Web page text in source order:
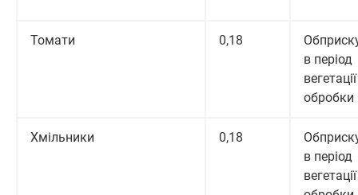
Томати 0,18
в період
обробки
Хмільники 0,18
в період